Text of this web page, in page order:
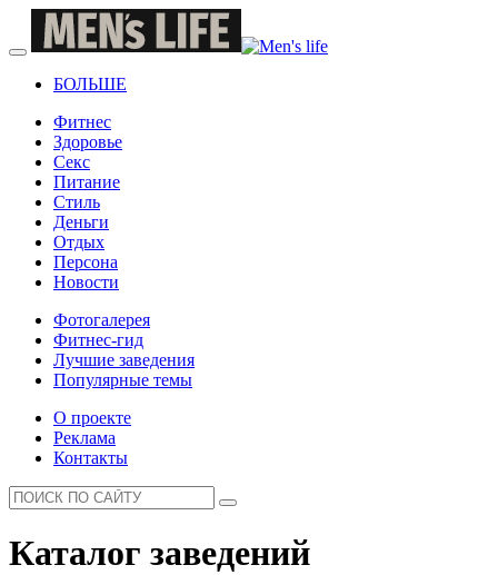
БОЛЬШЕ
Фитнес
Здоровье
Секс
Питание
Стиль
Деньги
Отдых
Персона
Новости
Фотогалерея
Фитнес-гид
Лучшие заведения
Популярные темы
О проекте
Реклама
Контакты
Каталог заведений